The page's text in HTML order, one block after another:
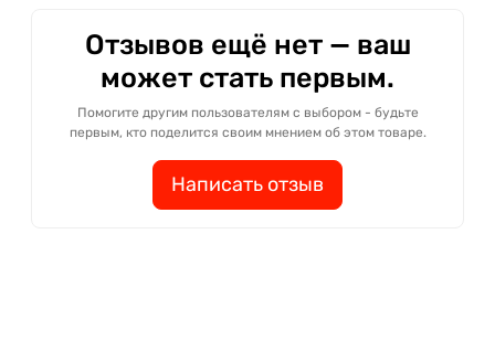
Отзывов ещё нет — ваш
может стать первым.
Помогите другим пользователям с выбором - будьте
первым, кто поделится своим мнением об этом товаре.
Написать отзыв